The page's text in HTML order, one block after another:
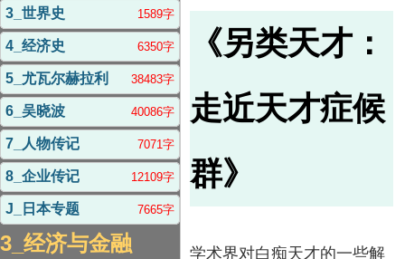
3_世界史 1589字
4_经济史 6350字
5_尤瓦尔赫拉利 38483字
6_吴晓波 40086字
7_人物传记 7071字
8_企业传记 12109字
J_日本专题 7665字
3_经济与金融
《另类天才：
走近天才症候
群》
学术界对白痴天才的一些解